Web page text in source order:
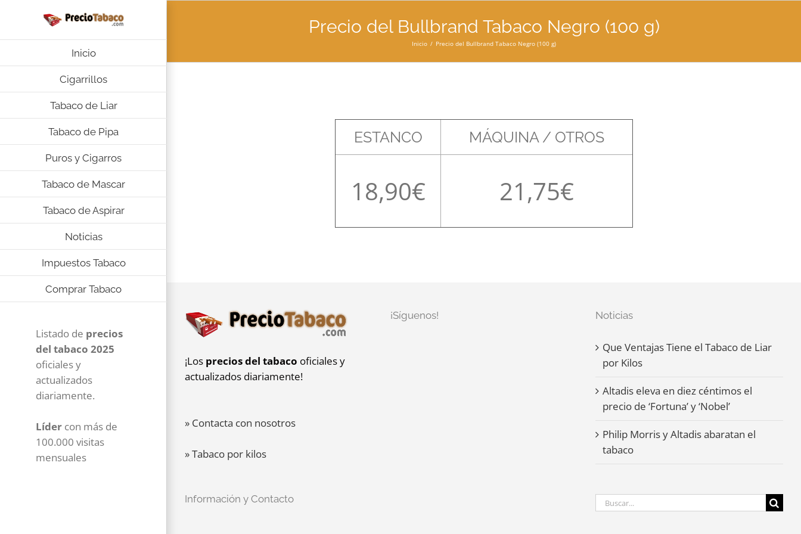
contenido
Inicio
Cigarrillos
Tabaco de Liar
Tabaco de Pipa
Puros y Cigarros
Tabaco de Mascar
Tabaco de Aspirar
Noticias
Impuestos Tabaco
Comprar Tabaco
Listado de precios
del tabaco 2025
oficiales y
actualizados
diariamente.
Líder con más de
100.000 visitas
mensuales
Precio del Bullbrand Tabaco Negro (100 g)
Inicio Precio del Bullbrand Tabaco Negro (100 g)
ESTANCO MÁQUINA / OTROS
18,90 21,75
¡Los precios del tabaco oficiales y
actualizados diariamente!
» Contacta con nosotros
» Tabaco por kilos
Información y Contacto
¡Síguenos! Noticias
Que Ventajas Tiene el Tabaco de Liar
por Kilos
Altadis eleva en diez céntimos el
precio de ‘Fortuna’ y ‘Nobel’
Philip Morris y Altadis abaratan el
tabaco
Buscar: